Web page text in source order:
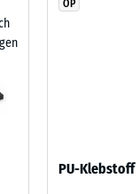
Verschleiß -
4 = Infiltration ca.
4 = mittlerer
ca. 0,12 W/
Produkt
OP
PU-Klebstoff